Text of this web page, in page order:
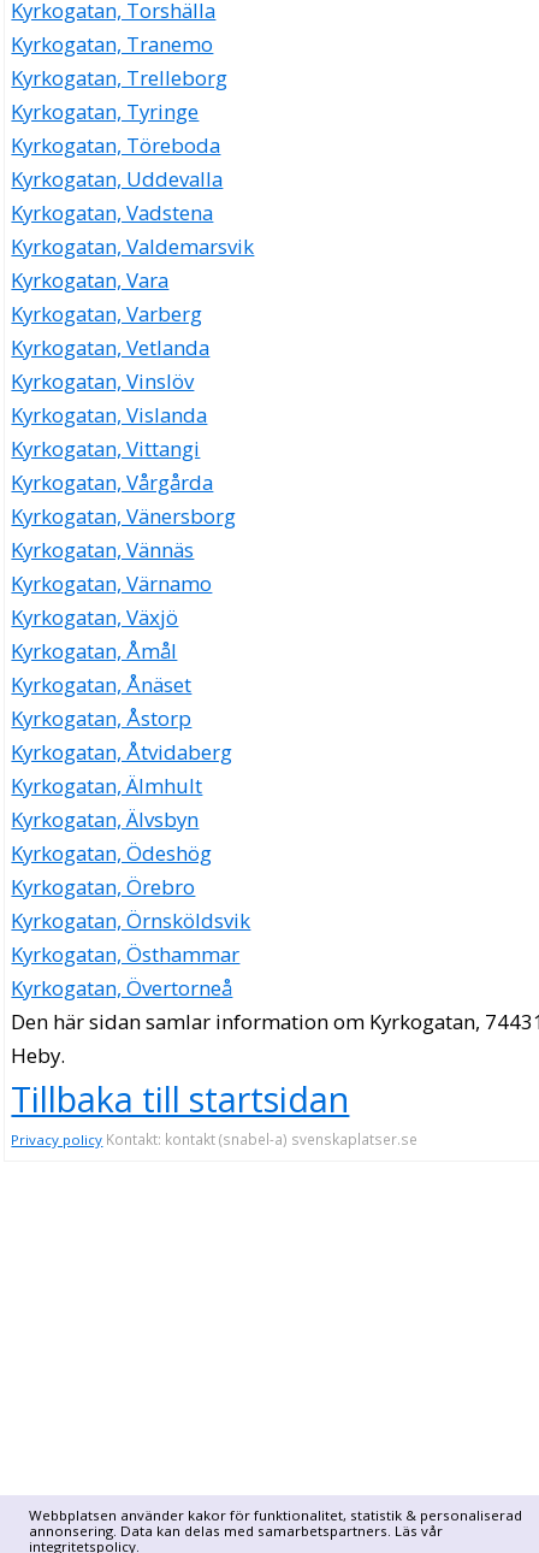
Webbplatsen använder kakor för funktionalitet, statistik & personaliserad
annonsering. Data kan delas med samarbetspartners. Läs vår
integritetspolicy.
Kyrkogatan, Torshälla
Kyrkogatan, Tranemo
Kyrkogatan, Trelleborg
Kyrkogatan, Tyringe
Kyrkogatan, Töreboda
Kyrkogatan, Uddevalla
Kyrkogatan, Vadstena
Kyrkogatan, Valdemarsvik
Kyrkogatan, Vara
Kyrkogatan, Varberg
Kyrkogatan, Vetlanda
Kyrkogatan, Vinslöv
Kyrkogatan, Vislanda
Kyrkogatan, Vittangi
Kyrkogatan, Vårgårda
Kyrkogatan, Vänersborg
Kyrkogatan, Vännäs
Kyrkogatan, Värnamo
Kyrkogatan, Växjö
Kyrkogatan, Åmål
Kyrkogatan, Ånäset
Kyrkogatan, Åstorp
Kyrkogatan, Åtvidaberg
Kyrkogatan, Älmhult
Kyrkogatan, Älvsbyn
Kyrkogatan, Ödeshög
Kyrkogatan, Örebro
Kyrkogatan, Örnsköldsvik
Kyrkogatan, Östhammar
Kyrkogatan, Övertorneå
Den här sidan samlar information om Kyrkogatan,
Heby.
Tillbaka till startsidan
Privacy policy Kontakt: kontakt (snabel-a) svenskaplatser.se